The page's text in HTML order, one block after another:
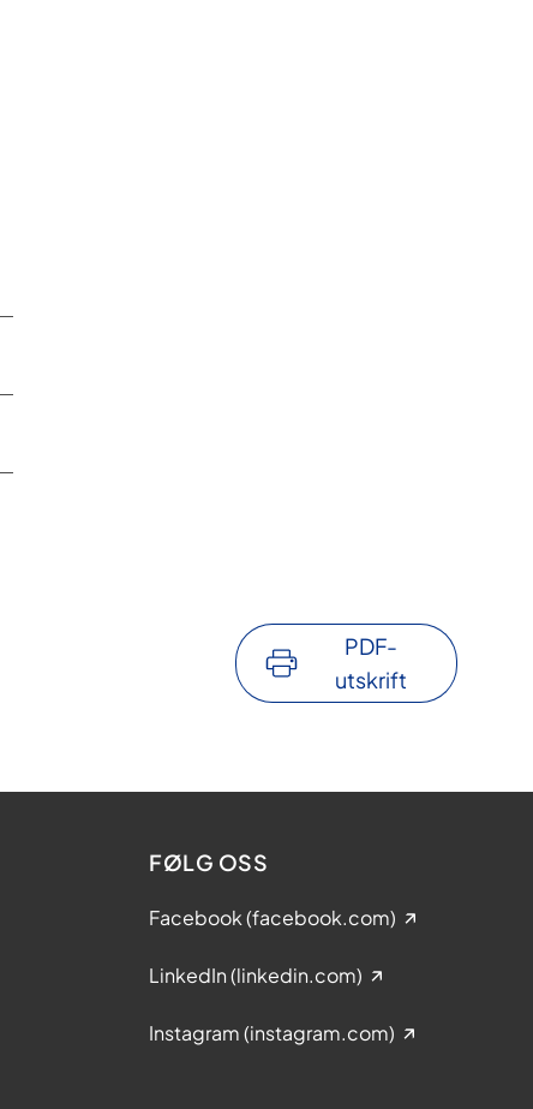
PDF-
utskrift
FØLG OSS
Facebook (facebook.com)
LinkedIn (linkedin.com)
Instagram (instagram.com)